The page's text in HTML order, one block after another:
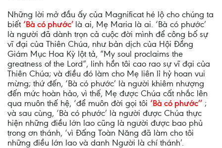
Những lời mở đầu ấy của Magnificat hé lộ cho chúng ta
biết ‘Bà có phước’ là ai, Mẹ Maria là ai. ‘Bà có phước’
là người đã dành trọn cả cuộc đời mình để công bố sự
vĩ đại của Thiên Chúa, như bản dịch của Hội Đồng
Giám Mục Hoa Kỳ lột tả, “My soul proclaims the
greatness of the Lord”, linh hồn tôi cao rao sự vĩ đại của
Thiên Chúa; và điều đó làm cho Mẹ liên lỉ hỷ hoan vui
mừng; thứ đến, ‘Bà có phước’ là người khiêm nhượng
đến mức hoàn hảo, vì thế, Mẹ được Chúa cất nhắc lên
qua muôn thế hệ, ‘để muôn đời gọi tôi ‘Bà có phước’’ ;
và sau cùng, ‘Bà có phước’ là người được Chúa thực
hiện những điều lớn lao cũng là người được bao phủ
trong ơn thánh, ‘vì Đấng Toàn Năng đã làm cho tôi
những điều lớn lao và danh Người là chí thánh’.